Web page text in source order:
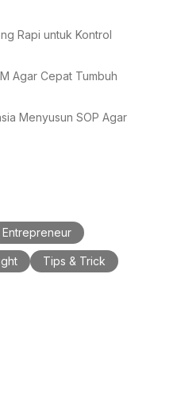
Rapi untuk Kontrol
Agar Cepat Tumbuh
Menyusun SOP Agar
Entrepreneur
Tips & Trick